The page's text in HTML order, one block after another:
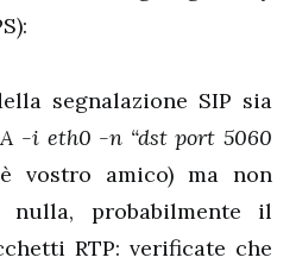
segnalazione SIP sia
-i eth0 -n “dst port 5060
vostro amico) ma non
probabilmente il
RTP: verificate che